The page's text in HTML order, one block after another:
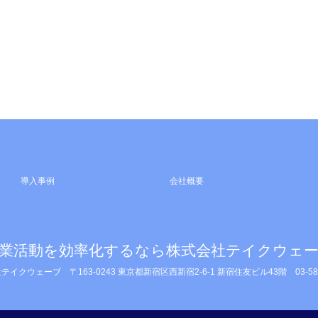
導入事例 会社概要
活動を効率化するなら株式会社テイクウェ
イクウェーブ 〒163-0243 東京都新宿区西新宿2-6-1 新宿住友ビル43階 03-